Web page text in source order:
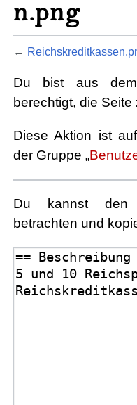
n.png
←
Du bist aus
berechtigt, die
Diese Aktion ist
der Gruppe „
Du kannst den
betrachten und